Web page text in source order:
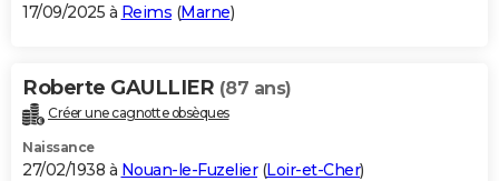
17/09/2025 à Reims (Marne)
Roberte GAULLIER (87 ans)
Créer une cagnotte obsèques
Naissance
27/02/1938 à Nouan-le-Fuzelier(Loir-et-Cher)